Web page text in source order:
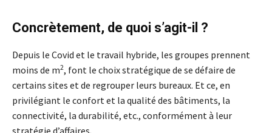
Concrètement, de quoi s’agit-il ?
Depuis le Covid et le travail hybride, les groupes prennent
moins de m2, font le choix stratégique de se défaire de
certains sites et de regrouper leurs bureaux. Et ce, en
privilégiant le confort et la qualité des bâtiments, la
connectivité, la durabilité, etc., conformément à leur
stratégie d’affaires.